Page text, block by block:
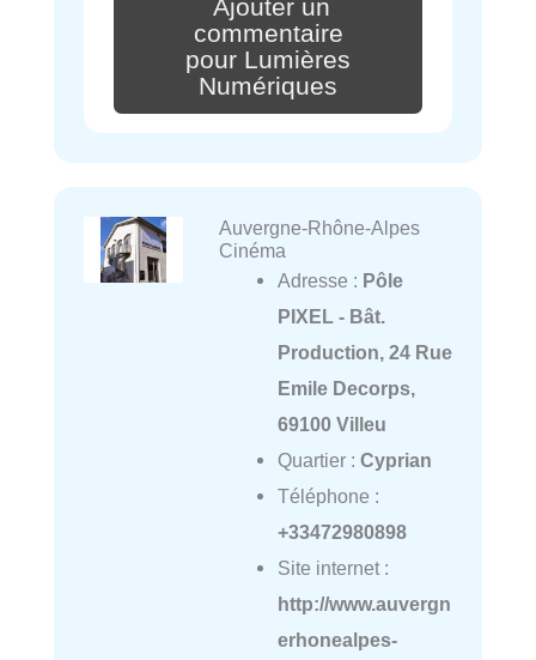
Ajouter un
commentaire
pour Lumières
Numériques
Auvergne-Rhône-Alpes
Cinéma
Adresse : Pôle
PIXEL - Bât.
Production, 24 Rue
Emile Decorps,
69100 Villeu
Quartier : Cyprian
Téléphone :
+33472980898
Site internet :
http://www.auvergn
erhonealpes-